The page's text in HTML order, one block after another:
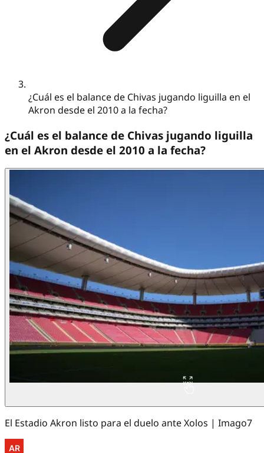
¿Cuál es el balance de Chivas jugando liguilla en el
Akron desde el 2010 a la fecha?
¿Cuál es el balance de Chivas jugando liguilla
en el Akron desde el 2010 a la fecha?
El Estadio Akron listo para el duelo ante Xolos | Imago7